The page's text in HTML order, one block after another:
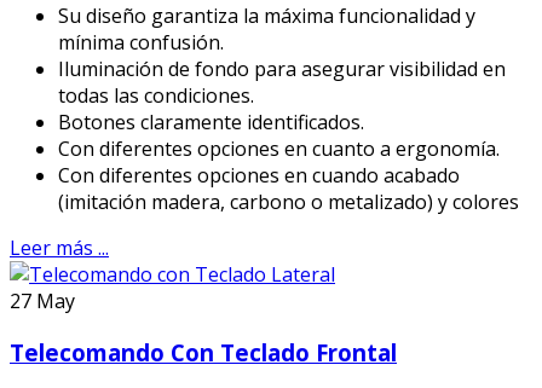
Su diseño garantiza la máxima funcionalidad y
mínima confusión.
Iluminación de fondo para asegurar visibilidad en
todas las condiciones.
Botones claramente identificados.
Con diferentes opciones en cuanto a ergonomía.
Con diferentes opciones en cuando acabado
(imitación madera, carbono o metalizado) y colores
Leer más ...
27 May
Telecomando Con Teclado Frontal